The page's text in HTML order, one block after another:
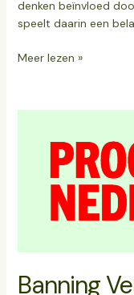
denken beïnvloed
speelt daarin een
Meer lezen »
Banning
werken
samen